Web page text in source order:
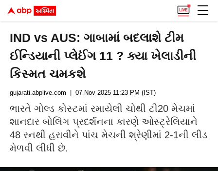
IND vs AUS: ગાબામાં બદલાશે ટીમ
ઈન્ડિયાની પ્લેઈંગ 11 ? ક્યા ખેલાડીની
કિસ્મત ચમકશે
gujarati.abplive.com | 07 Nov 2025 11:23 PM (IST)
ભારતે ગોલ્ડ કોસ્ટમાં રમાયેલી ચોથી ટી20 મેચમાં
શાનદાર બોલિંગ પ્રદર્શનના કારણે ઓસ્ટ્રેલિયાને
48 રનથી હરાવીને પાંચ મેચની શ્રેણીમાં 2-1ની લીડ
મેળવી લીધી છે.